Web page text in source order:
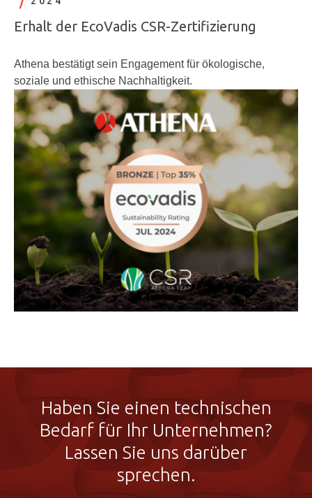
Erhalt der EcoVadis CSR-Zertifizierung
Athena bestätigt sein Engagement für ökologische,
soziale und ethische Nachhaltigkeit.
Haben Sie einen technischen
Bedarf für Ihr Unternehmen?
Lassen Sie uns darüber
sprechen.